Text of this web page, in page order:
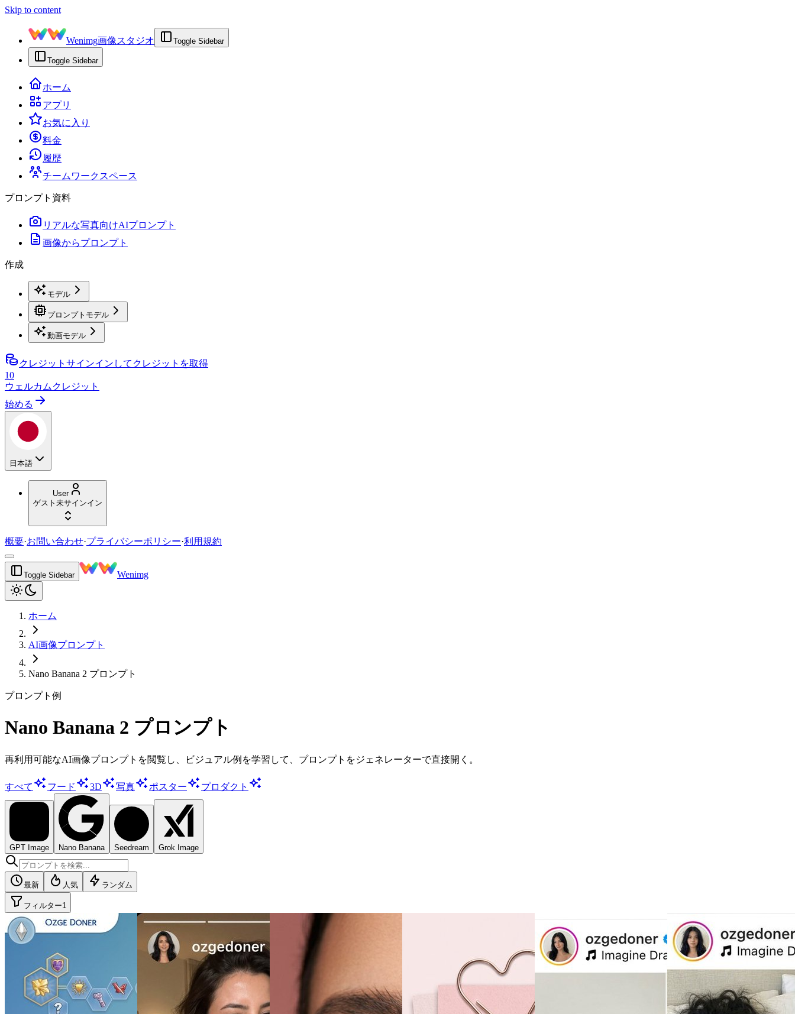
Skip to content
Wenimg画像スタジオ Toggle Sidebar
Toggle Sidebar
ホーム
アプリ
お気に入り
料金
履歴
チームワークスペース
プロンプト資料
リアルな写真向けAIプロンプト
画像からプロンプト
作成
モデル
プロンプトモデル
動画モデル
クレジット サインインしてクレジットを取得
10
ウェルカムクレジット
始める
日本語
User
ゲスト 未サインイン
概要·お問い合わせ·プライバシーポリシー·利用規約
Toggle Sidebar Wenimg
ホーム
AI画像プロンプト
Nano Banana 2 プロンプト
プロンプト例
Nano Banana 2 プロンプト
再利用可能なAI画像プロンプトを閲覧し、ビジュアル例を学習して、プロンプトをジェネレーターで直接開く。
すべて フード 3D 写真 ポスター プロダクト
GPT Image Nano Banana Seedream Grok Image
最新 人気 ランダム
フィルター1